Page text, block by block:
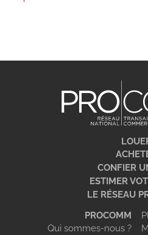
CONFIER
ESTIMER
LE RÉSEAU
PROCOMM
Qui sommes-nous ?